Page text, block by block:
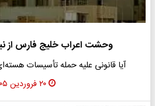
وحشت اعراب خلیج فارس از
آیا قانونی علیه حمله تأسیسات
۲۰ فروردین ۱۴۰۵